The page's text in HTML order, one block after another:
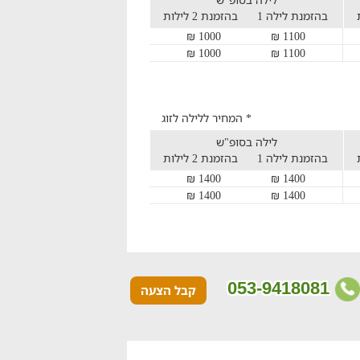
בהזמנת לילה 1
בהזמנת 2 לילות
1100 ₪
1000 ₪
1100 ₪
1000 ₪
* המחיר ללילה לזוג
לילה בסופ"ש
בהזמנת לילה 1
בהזמנת 2 לילות
1400 ₪
1400 ₪
1400 ₪
1400 ₪
קבל הצעה